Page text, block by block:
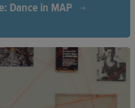
Dance in MAP
fließen und beweist:
sind lebendige Skulpturen.